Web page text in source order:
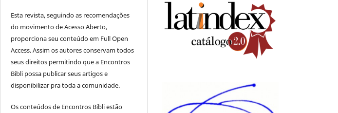
Esta revista, seguindo as recomendações
do movimento de Acesso Aberto,
proporciona seu conteúdo em Full Open
Access. Assim os autores conservam todos
seus direitos permitindo que a Encontros
Bibli possa publicar seus artigos e
disponibilizar pra toda a comunidade.
Os conteúdos de Encontros Bibli estão